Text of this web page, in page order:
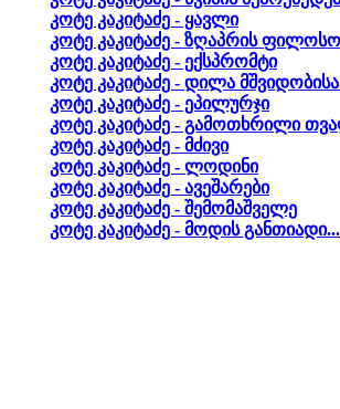
კოტე კაკიტაძე - ყავლი
კოტე კაკიტაძე - ზღაპრის
კოტე კაკიტაძე - ექსპრომტი
კოტე კაკიტაძე - დილა
კოტე კაკიტაძე - ეპილურჯი
კოტე კაკიტაძე - გამოთხრილი
კოტე კაკიტაძე - მძივი
კოტე კაკიტაძე - ლოდინი
კოტე კაკიტაძე - ავეშარები
კოტე კაკიტაძე - შემომაშველე
კოტე კაკიტაძე - მოდის განთიადი...